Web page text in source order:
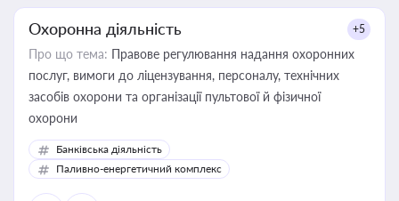
Охоронна діяльність +5
Про що тема: Правове регулювання надання охоронних
послуг, вимоги до ліцензування, персоналу, технічних
засобів охорони та організації пультової й фізичної
охорони
Банківська діяльність
Паливно-енергетичний комплекс